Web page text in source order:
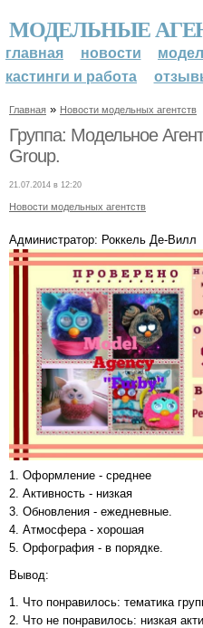
МОДЕЛЬНЫЕ
главная новости
кастинги и работа
Главная » Новости модельных агентств
Группа: Модельное
Group.
21.07.2014 в 12:20
Новости модельных агентств
Администратор: Роккель Де-Вилл
1. Оформление - среднее
2. Активность - низкая
3. Обновления - ежедневные.
4. Атмосфера - хорошая
5. Орфография - в порядке.
Вывод:
1. Что понравилось: тематика
2. Что не понравилось: низкая